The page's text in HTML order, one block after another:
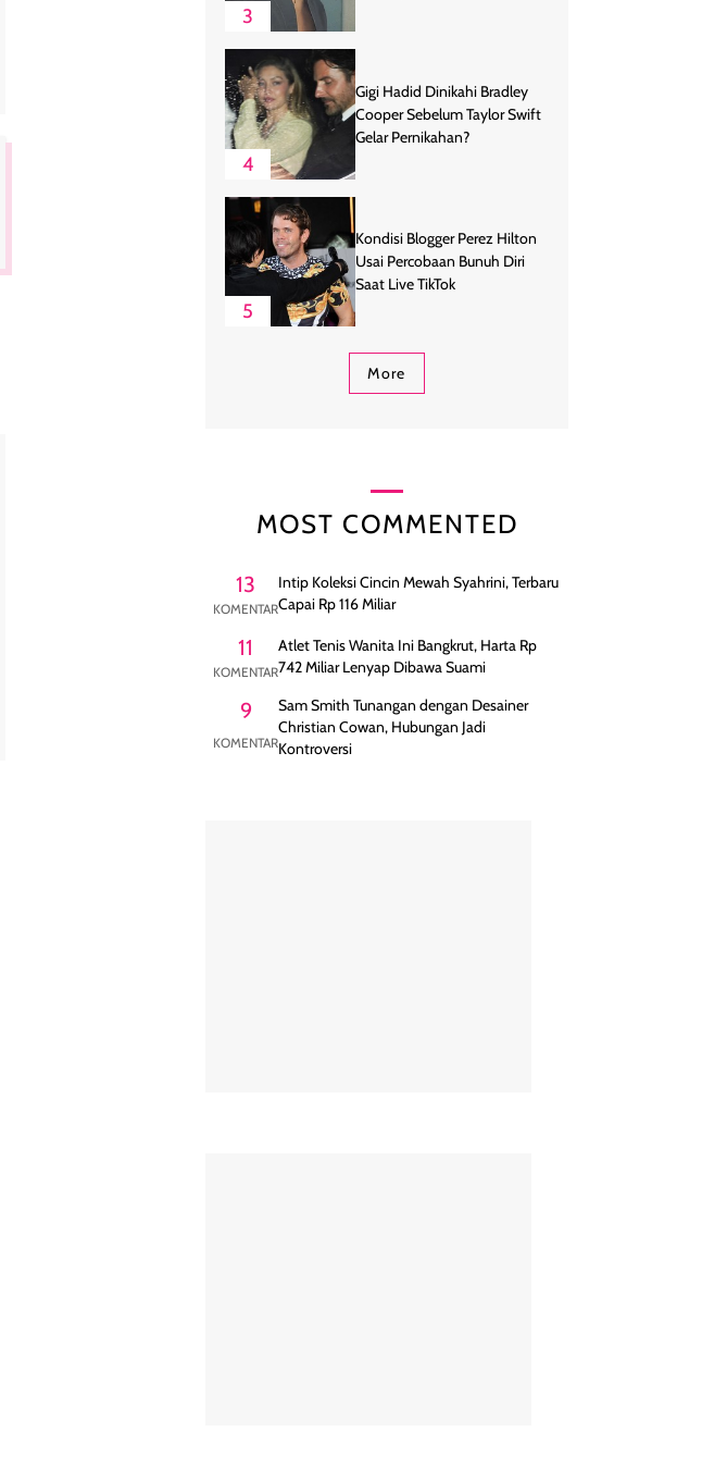
3
4
Gigi Hadid Dinikahi Bradley
Cooper Sebelum Taylor Swift
Gelar Pernikahan?
5
Kondisi Blogger Perez Hilton
Usai Percobaan Bunuh Diri
Saat Live TikTok
More
MOST COMMENTED
13
KOMENTAR
Intip Koleksi Cincin Mewah Syahrini, Terbaru
Capai Rp 116 Miliar
11
KOMENTAR
Atlet Tenis Wanita Ini Bangkrut, Harta Rp
742 Miliar Lenyap Dibawa Suami
9
KOMENTAR
Sam Smith Tunangan dengan Desainer
Christian Cowan, Hubungan Jadi
Kontroversi